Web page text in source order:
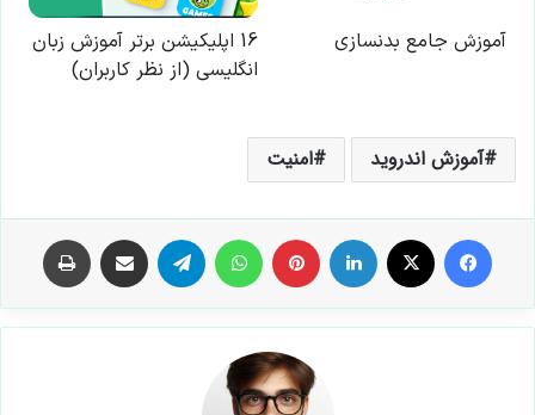
آموزش اندروید امنیت
فیس بوک لینکدین ‫پین‌ترست تلگرام اشتراک گذاری از طریق ایمیل